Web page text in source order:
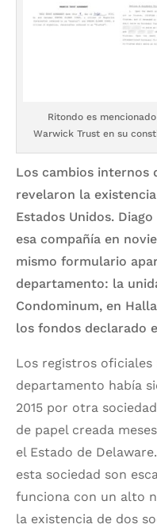
Ritondo es
Warwick Trust en su
Los cambios internos
revelaron la
Estados Unidos.
esa compañía en
mismo formulario
departamento: la
Condominum, en
los fondos declarado
Los registros oficiales
departamento había
2015 por otra
de papel creada
el Estado de
esta sociedad son
funciona con un alto
la existencia de dos